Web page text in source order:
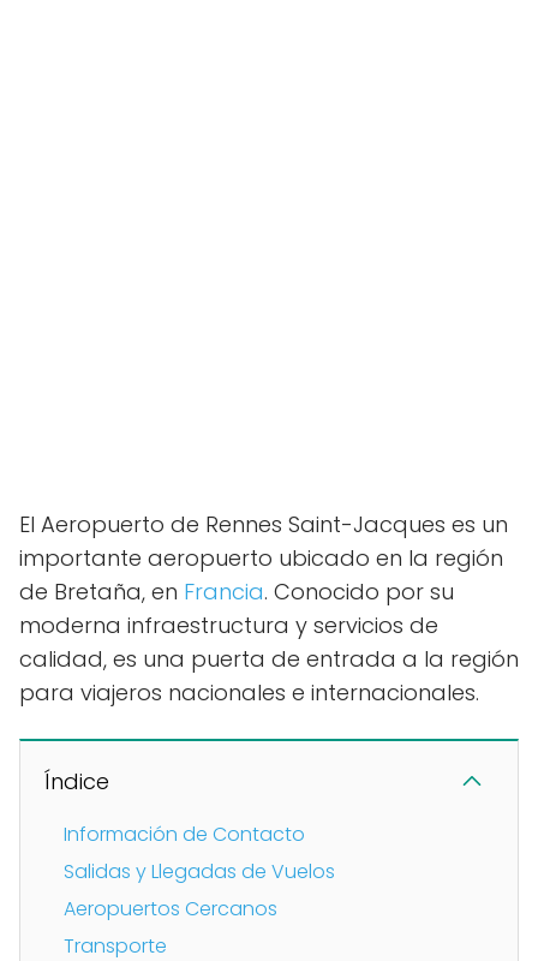
El Aeropuerto de Rennes Saint-Jacques es un
importante aeropuerto ubicado en la región
de Bretaña, en Francia. Conocido por su
moderna infraestructura y servicios de
calidad, es una puerta de entrada a la región
para viajeros nacionales e internacionales.
Índice
Información de Contacto
Salidas y Llegadas de Vuelos
Aeropuertos Cercanos
Transporte